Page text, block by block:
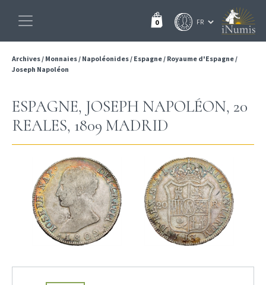
0
Archives/ Monnaies/ Napoléonides/ Espagne/ Royaume d'Espagne/
Joseph Napoléon
ESPAGNE, JOSEPH NAPOLÉON, 20
REALES, 1809 MADRID